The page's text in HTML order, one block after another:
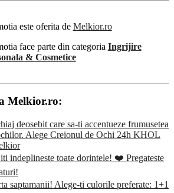
este oferita de Melkior.ro
face parte din categoria Ingrijire
& Cosmetice
Melkior.ro:
deosebit care sa-ti accentueze frumusetea
Alege Creionul de Ochi 24h KHOL
indeplineste toate dorintele! ❤️ Pregateste
saptamanii! Alege-ti culorile preferate: 1+1